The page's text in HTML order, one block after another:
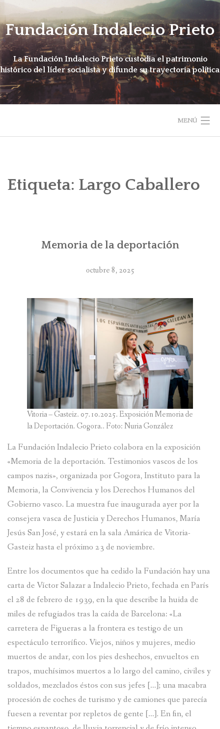
al
contenido
Fundación Indalecio Prieto
La Fundación Indalecio Prieto custodia el patrimonio
histórico del líder socialista y difunde su trayectoria política
MENÚ
ARCHIVO
ENTRADAS
Etiqueta: Largo Caballero
Memoria de la deportación
octubre 8, 2025
Vitoria – Gasteiz. 07.10.2025. Exposición Memoria de
la Deportación. Gogora.. Foto: Nuria González
La Fundación Indalecio Prieto colabora en la exposición
«Memoria de la deportación. Testimonios vascos de los
campos nazis», organizada por Gogora, Instituto para la
Memoria, la Convivencia y los Derechos Humanos del
Gobierno vasco. La muestra fue inaugurada ayer por la
consejera vasca de Justicia y Derechos Humanos, María
Jesús San José, y estará en la sala Amárica de Vitoria-
Gasteiz hasta el próximo 23 de noviembre.
Entre los documentos que ha cedido la Fundación hay una
carta de Víctor Salazar a Indalecio Prieto, fechada en París
el 28 de febrero de 1939, en la que describe la huida de
miles de refugiados tras la caída de Barcelona: «La
carretera de Figueras a la frontera es testigo de un
espectáculo terrorífico. Viejos, niños y mujeres, medio
muertos de andar, con los pies deshechos, envueltos en
trapos, muchísimos muertos a lo largo del camino, civiles y
soldados, mezclados éstos con sus jefes […]; una macabra
procesión de coches de turismo y de camiones que parecía
fuesen a reventar por repletos de gente […]. En fin, el